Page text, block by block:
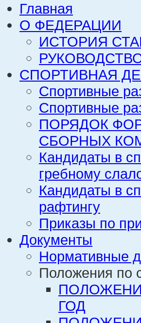
Главная
О ФЕДЕРАЦИИ
ИСТОРИЯ
СПОРТИВНАЯ
Спортивные
Спортивные
ПОРЯДОК
СБОРНЫХ
Кандидаты в
гребному
Кандидаты в
рафтингу
Приказы по
Документы
Нормативные
Положения по
ГОД